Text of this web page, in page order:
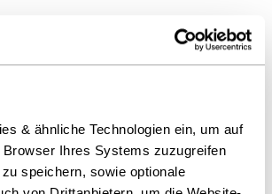
& ähnliche Technologien ein, um auf
Browser Ihres Systems zuzugreifen
speichern, sowie optionale
Voraussetzungen auch schon für
Vergabe- oder